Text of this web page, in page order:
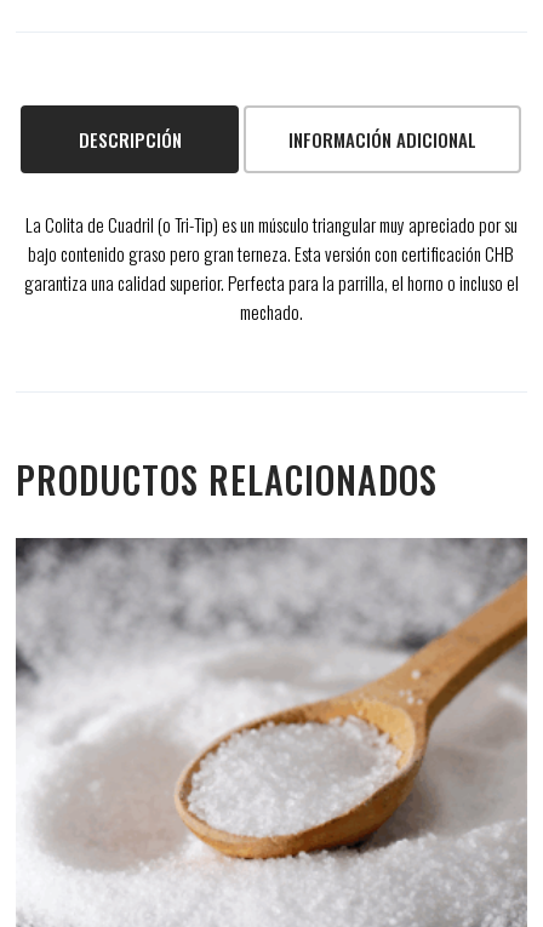
DESCRIPCIÓN INFORMACIÓN ADICIONAL
La Colita de Cuadril (o Tri-Tip) es un músculo triangular muy apreciado por su
bajo contenido graso pero gran terneza. Esta versión con certificación CHB
garantiza una calidad superior. Perfecta para la parrilla, el horno o incluso el
mechado.
PRODUCTOS RELACIONADOS